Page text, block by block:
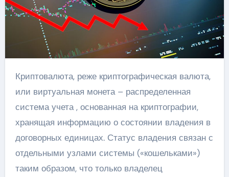
Криптовалюта, реже криптографическая валюта,
или виртуальная монета – распределенная
система учета , основанная на криптографии,
хранящая информацию о состоянии владения в
договорных единицах. Статус владения связан с
отдельными узлами системы («кошельками»)
таким образом, что только владелец